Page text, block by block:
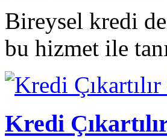
Bireysel kredi
bu hizmet ile
Kredi